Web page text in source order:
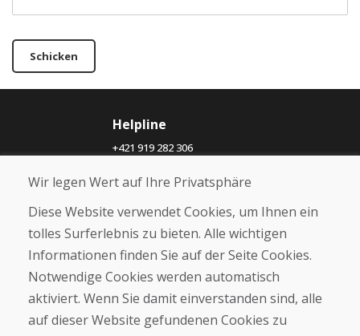
Schicken
Helpline
+421 919 282 306
Über uns
Blog
Geschäft
Kontakt
Kaufen
Wir legen Wert auf Ihre Privatsphäre
Diese Website verwendet Cookies, um Ihnen ein
tolles Surferlebnis zu bieten. Alle wichtigen
Informationen finden Sie auf der Seite Cookies.
Notwendige Cookies werden automatisch
aktiviert. Wenn Sie damit einverstanden sind, alle
auf dieser Website gefundenen Cookies zu